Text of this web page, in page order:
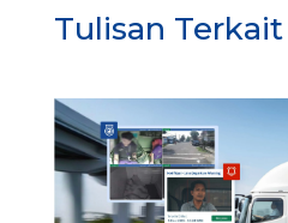
Tulisan Terkait